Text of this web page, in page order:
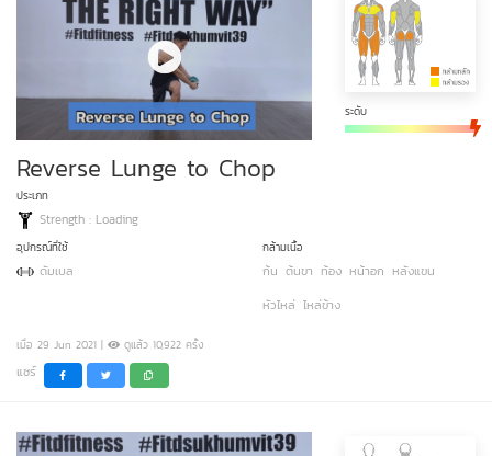
ระดับ
Reverse Lunge to Chop
ประเภท
Strength : Loading
อุปกรณ์ที่ใช้
ดัมเบล
กล้ามเนื้อ
ก้น ต้นขา ท้อง หน้าอก หลังแขน
หัวไหล่ ไหล่ข้าง
เมื่อ 29 Jun 2021 | ดูแล้ว 10,922 ครั้ง
แชร์